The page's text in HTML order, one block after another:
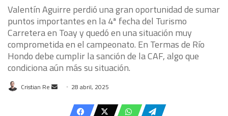
Valentín Aguirre perdió una gran oportunidad de sumar
puntos importantes en la 4ª fecha del Turismo
Carretera en Toay y quedó en una situación muy
comprometida en el campeonato. En Termas de Río
Hondo debe cumplir la sanción de la CAF, algo que
condiciona aún más su situación.
Cristian Re
Send
email
28 abril, 2025